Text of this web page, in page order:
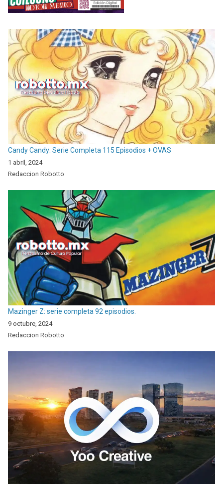
Candy Candy: Serie Completa 115 Episodios + OVAS
1 abril, 2024
Redaccion Robotto
Mazinger Z: serie completa 92 episodios.
9 octubre, 2024
Redaccion Robotto